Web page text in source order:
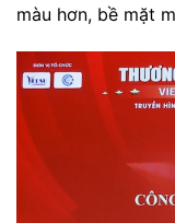
màu hơn, bề mặt